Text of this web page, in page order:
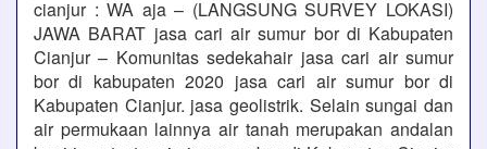
cianjur : WA aja – (LANGSUNG SURVEY LOKASI)
JAWA BARAT jasa cari air sumur bor di Kabupaten
Cianjur – Komunitas sedekahair jasa cari air sumur
bor di kabupaten 2020 jasa cari air sumur bor di
Kabupaten Cianjur. jasa geolistrik. Selain sungai dan
air permukaan lainnya air tanah merupakan andalan